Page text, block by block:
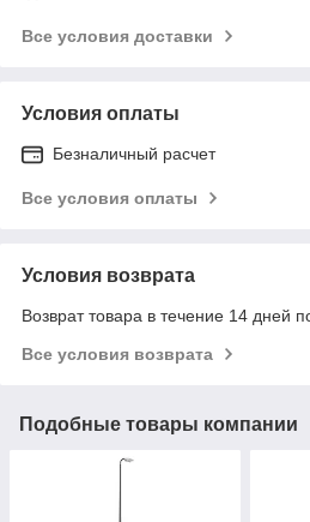
Все условия доставки
Условия оплаты
Безналичный расчет
Все условия оплаты
Условия возврата
Возврат товара в течение 14 дней
Все условия возврата
Подобные товары компании